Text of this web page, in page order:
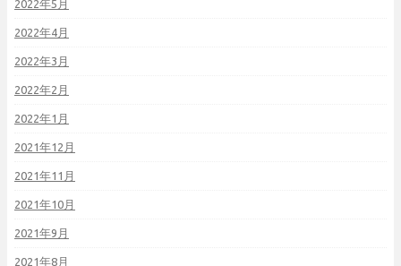
2022年5月
2022年4月
2022年3月
2022年2月
2022年1月
2021年12月
2021年11月
2021年10月
2021年9月
2021年8月